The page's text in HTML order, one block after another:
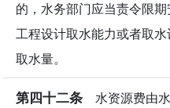
的，水务部门应当责令限
工程设计取水能力或者取
取水量。
第四十二条 水资源费由